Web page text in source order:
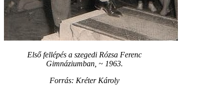
Első fellépés a szegedi Rózsa Ferenc
Gimnáziumban, ~ 1963.
Forrás: Kréter Károly